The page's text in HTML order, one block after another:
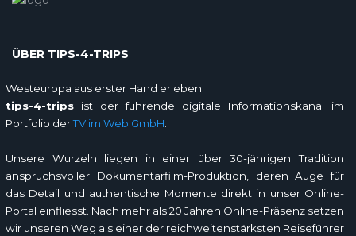
ÜBER TIPS-4-TRIPS
Westeuropa aus erster Hand erleben:
tips-4-trips ist der führende digitale Informationskanal im
Portfolio derTV im Web GmbH.
Unsere Wurzeln liegen in einer über 30-jährigen Tradition
anspruchsvoller Dokumentarfilm-Produktion, deren Auge für
das Detail und authentische Momente direkt in unser Online-
Portal einfliesst. Nach mehr als 20 Jahren Online-Präsenz setzen
wir unseren Weg als einer der reichweitenstärksten Reiseführer